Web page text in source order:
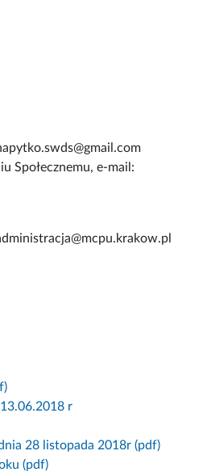
Społecznemu, e-mail:
r
28 listopada 2018r (pdf)
(pdf)